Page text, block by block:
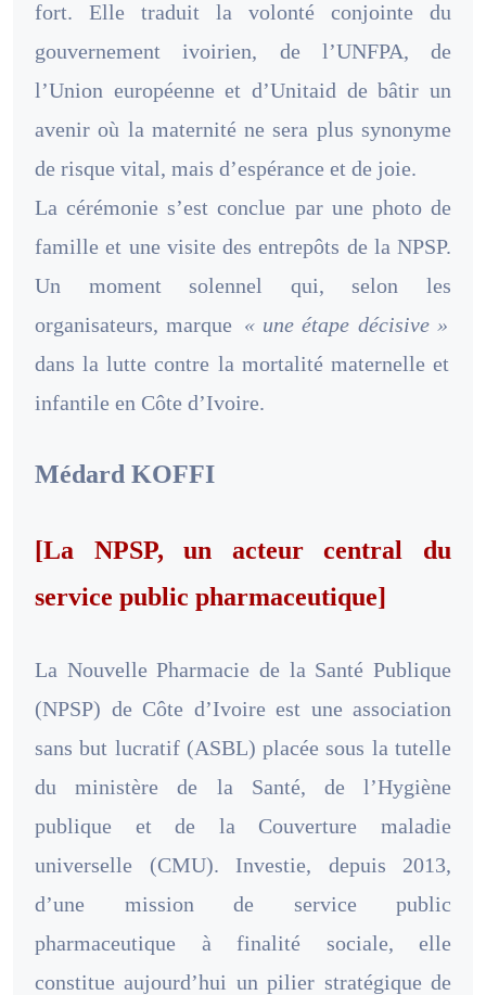
fort. Elle traduit la volonté conjointe du
gouvernement ivoirien, de l’UNFPA, de
l’Union européenne et d’Unitaid de bâtir un
avenir où la maternité ne sera plus synonyme
de risque vital, mais d’espérance et de joie.
La cérémonie s’est conclue par une photo de
famille et une visite des entrepôts de la NPSP.
Un moment solennel qui, selon les
organisateurs, marque « une étape décisive »
dans la lutte contre la mortalité maternelle et
infantile en Côte d’Ivoire.
Médard KOFFI
[La NPSP, un acteur central du
service public pharmaceutique]
La Nouvelle Pharmacie de la Santé Publique
(NPSP) de Côte d’Ivoire est une association
sans but lucratif (ASBL) placée sous la tutelle
du ministère de la Santé, de l’Hygiène
publique et de la Couverture maladie
universelle (CMU). Investie, depuis 2013,
d’une mission de service public
pharmaceutique à finalité sociale, elle
constitue aujourd’hui un pilier stratégique de